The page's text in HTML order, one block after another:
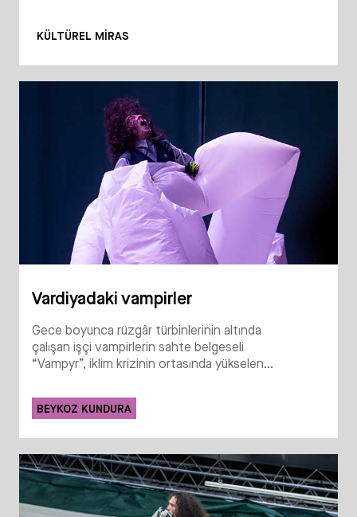
KÜLTÜREL MIRAS
Vardiyadaki vampirler
Gece boyunca rüzgâr türbinlerinin altında
çalışan işçi vampirlerin sahte belgeseli
“Vampyr”, iklim krizinin ortasında yükselen...
BEYKOZ KUNDURA